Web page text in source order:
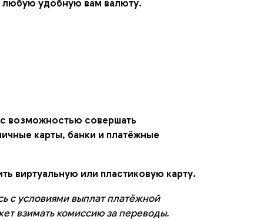
любую удобную вам валюту.
возможностью совершать
карты, банки и платёжные
виртуальную или пластиковую карту.
с условиями выплат платёжной
взимать комиссию за переводы.